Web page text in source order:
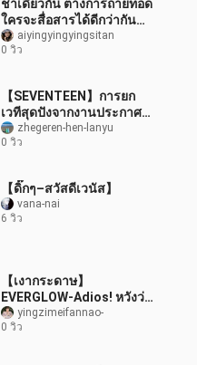
ช่าเดียวกัน ต่างการถ่ายทอด
ใครจะสื่อสารได้ดีกว่ากัน
นะ?aiyingyingyingsitan
0 วิว
【SEVENTEEN】การยก
เวทีสุดปังจากงานประกาศ
รางวัล TMA ไปจัดในงาน
รับน้องของโรงเรียนจะเป็น
zhegeren-hen-lanyu
0 วิว
【ดิ๊กๆ–สวัสดีเวนัส】
vana-nai
6 วิว
【เงากระดาษ】
EVERGLOW-Adios! หวังว่า
คุณจะไม่พูดจาไร้สาระนะ
yingzimeifannao-
0 วิว